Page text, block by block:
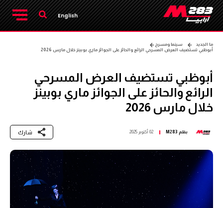
English
ما الجديد
سينما ومسرح
أبوظبي تستضيف العرض المسرحي الرائع والحائز على الجوائز ماري بوبينز خلال مارس 2026
أبوظبي تستضيف العرض المسرحي
الرائع والحائز على الجوائز ماري بوبينز
خلال مارس 2026
بقلم M283 02 أكتوبر 2025 شارك